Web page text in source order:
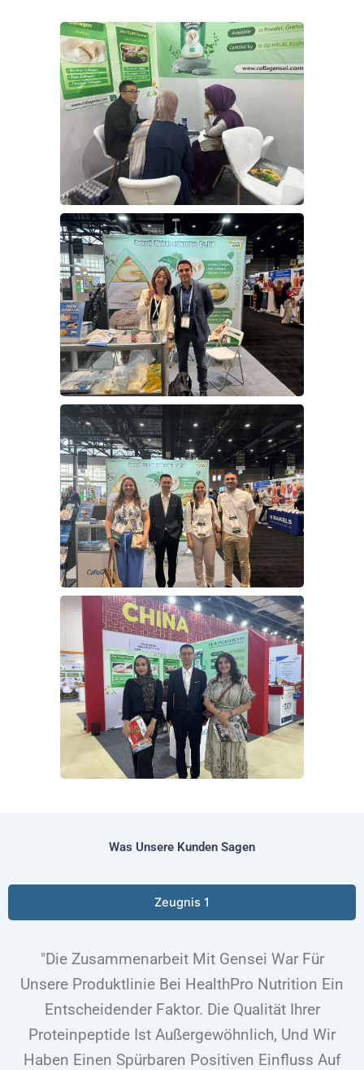
Was Unsere Kunden Sagen
Zeugnis 1
"Die Zusammenarbeit Mit Gensei War Für
Unsere Produktlinie Bei HealthPro Nutrition Ein
Entscheidender Faktor. Die Qualität Ihrer
Proteinpeptide Ist Außergewöhnlich, Und Wir
Haben Einen Spürbaren Positiven Einfluss Auf